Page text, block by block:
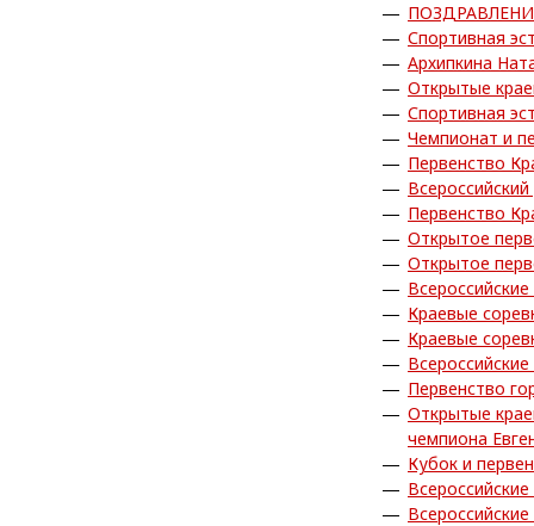
Спортивная
Архипкина
Открытые
Спортивная
Чемпионат и
Первенство
Первенство
Открытое
Открытое
Краевые
Краевые
Первенство
Открытые
чемпиона
Кубок и